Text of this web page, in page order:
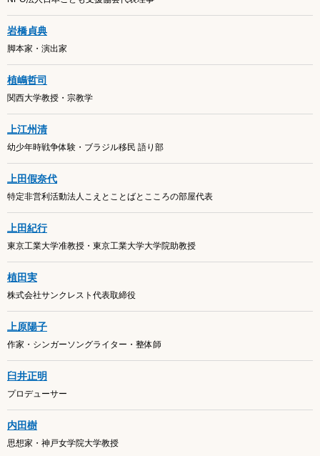
岩橋貞典
脚本家・演出家
植嶋哲司
関西大学教授・宗教学
上江州清
幼少年時戦争体験・ブラジル移民 語り部
上田假奈代
特定非営利活動法人こえとことばとこころの部屋代表
上田紀行
東京工業大学准教授・東京工業大学大学院助教授
植田実
株式会社サンクレスト代表取締役
上原陽子
作家・シンガーソングライター・整体師
臼井正明
プロデューサー
内田樹
思想家・神戸女学院大学教授